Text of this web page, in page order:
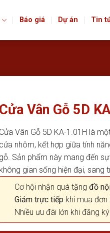
Báo giá Dự án Tin
Cửa Vân Gỗ 5D
Cửa Vân Gỗ 5D KA-1.01H là
cửa nhôm, kết hợp giữa tính
gỗ. Sản phẩm này mang đến
không gian sống hiện đại, sang
Cơ hội nhận quà tặng đồ
Giảm trực tiếp khi mua đơn
Nhiều ưu đãi lớn khi đăng